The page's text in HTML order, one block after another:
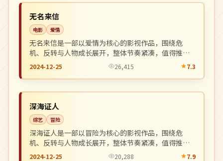
英国
无名来信
电影 爱情
无名来信是一部以爱情为核心的影视作品，围绕危
机、反转与人物成长展开，整体节奏紧凑，值得推荐
观看。
2024-12-25 26,415 7.3
英国
深海证人
综艺 冒险
深海证人是一部以冒险为核心的影视作品，围绕危
机、反转与人物成长展开，整体节奏紧凑，值得推荐
观看。
2024-12-25 20,288 7.9